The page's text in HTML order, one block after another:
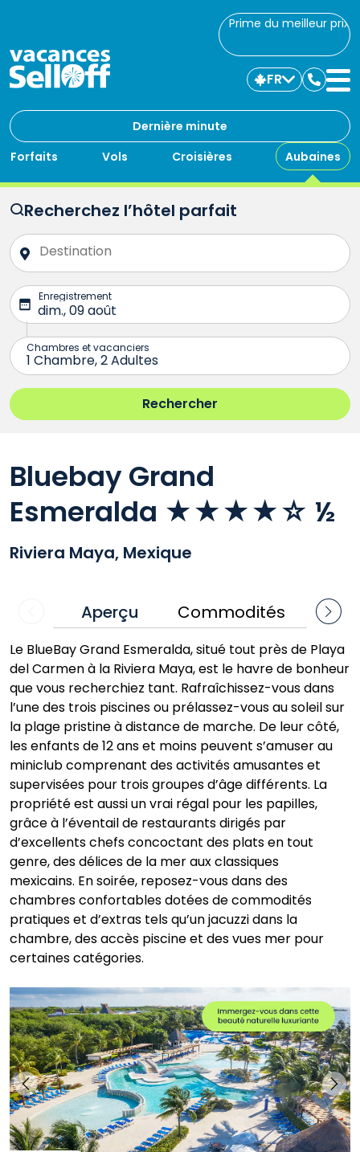
Prime du meilleur prix
Dernière minute
Forfaits
Vols Croisières Aubaines
FR
avec
Recherchez l’hôtel parfait
Bluebay Grand
Esmeralda ★★★★☆ ½
Riviera Maya, Mexique
avec nous
Aperçu Commodités
avec nous
Le BlueBay Grand Esmeralda, situé tout près de Playa
del Carmen à la Riviera Maya, est le havre de bonheur
que vous recherchiez tant. Rafraîchissez-vous dans
l’une des trois piscines ou prélassez-vous au soleil sur
la plage pristine à distance de marche. De leur côté,
les enfants de 12 ans et moins peuvent s’amuser au
miniclub comprenant des activités amusantes et
supervisées pour trois groupes d’âge différents. La
propriété est aussi un vrai régal pour les papilles,
grâce à l’éventail de restaurants dirigés par
d’excellents chefs concoctant des plats en tout
genre, des délices de la mer aux classiques
mexicains. En soirée, reposez-vous dans des
chambres confortables dotées de commodités
pratiques et d’extras tels qu’un jacuzzi dans la
chambre, des accès piscine et des vues mer pour
certaines catégories.